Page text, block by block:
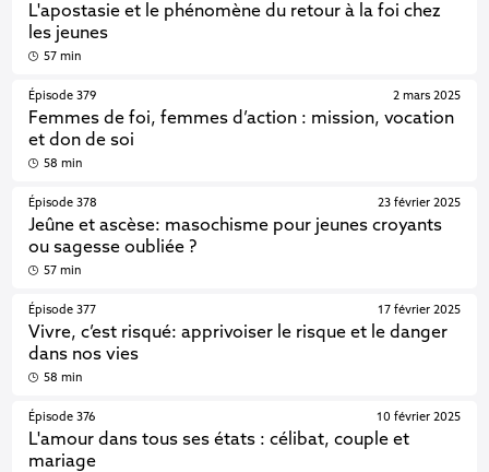
L'apostasie et le phénomène du retour à la foi chez
les jeunes
57 min
Épisode 379
Femmes de foi, femmes d’action : mission, vocation
et don de soi
2 mars 2025
58 min
Épisode 378
Jeûne et ascèse: masochisme pour jeunes croyants
ou sagesse oubliée ?
23 février 2025
57 min
Épisode 377
Vivre, c’est risqué: apprivoiser le risque et le danger
dans nos vies
17 février 2025
58 min
Épisode 376
L'amour dans tous ses états : célibat, couple et
mariage
10 février 2025